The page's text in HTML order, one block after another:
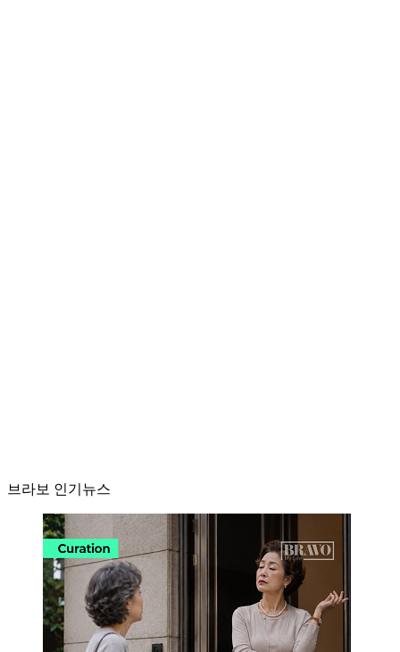
브라보 인기뉴스